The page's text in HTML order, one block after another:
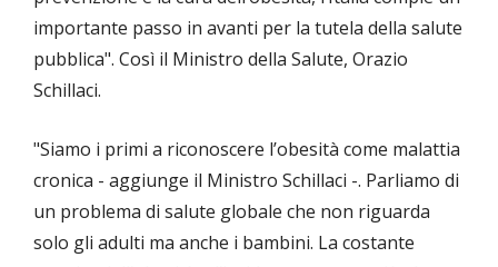
importante passo in avanti per la tutela della salute
pubblica". Così il Ministro della Salute, Orazio
Schillaci.
"Siamo i primi a riconoscere l’obesità come malattia
cronica - aggiunge il Ministro Schillaci -. Parliamo di
un problema di salute globale che non riguarda
solo gli adulti ma anche i bambini. La costante